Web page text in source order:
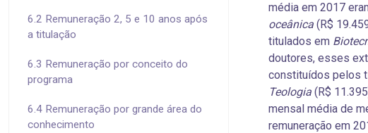
6.2 Remuneração 2, 5 e 10 anos após
a titulação
6.3 Remuneração por conceito do
programa
6.4 Remuneração por grande área do
conhecimento
média em 2017
oceânica (R$
titulados em
doutores, esses
constituídos pelos
Teologia (R$
mensal média de
remuneração em